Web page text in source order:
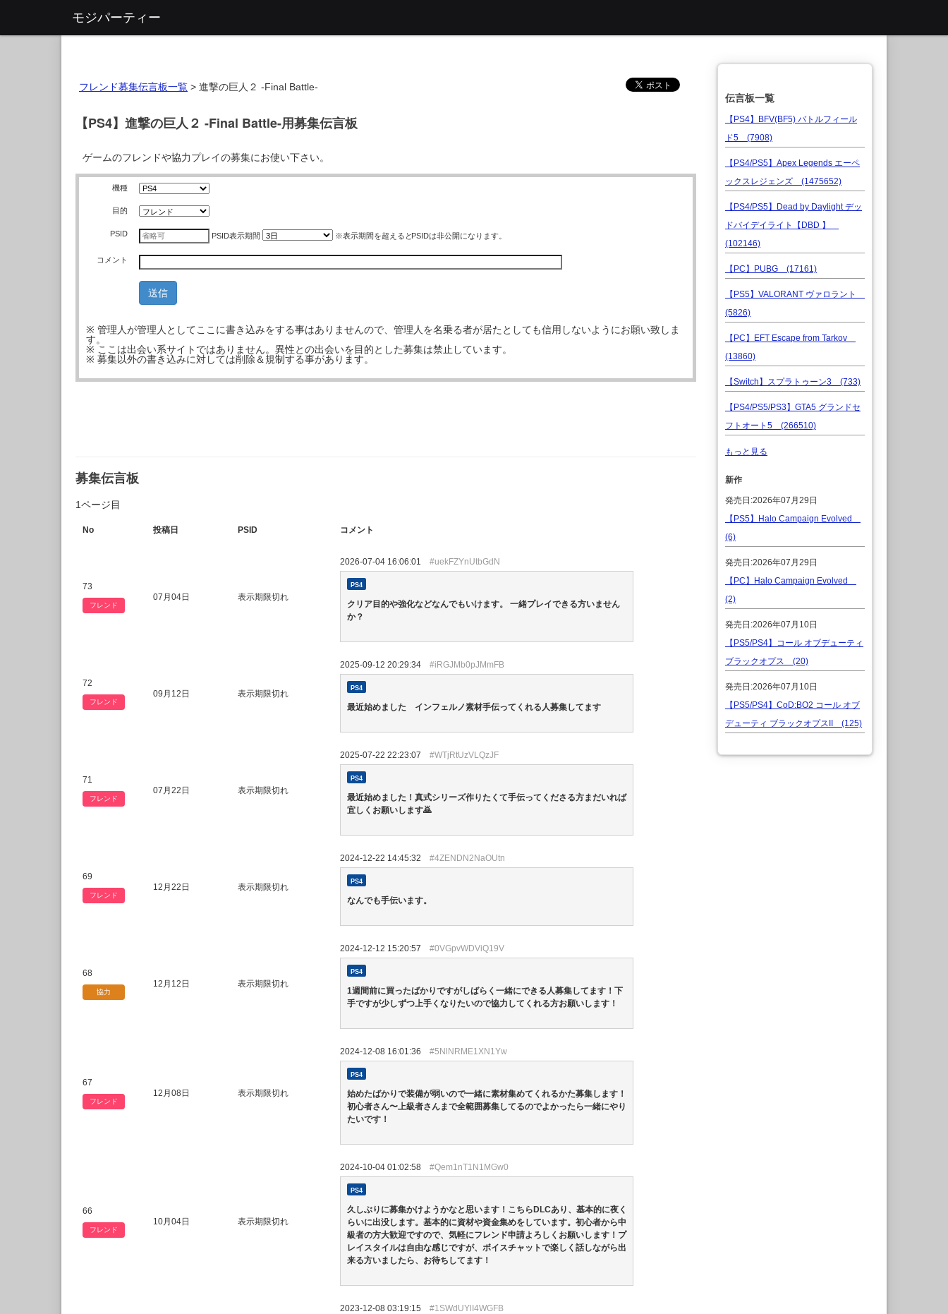
モジパーティー
フレンド募集伝言板一覧 > 進撃の巨人２ -Final Battle-
【PS4】進撃の巨人２ -Final Battle-用募集伝言板
ゲームのフレンドや協力プレイの募集にお使い下さい。
機種
目的
PSID PSID表示期間 ※表示期間を超えるとPSIDは非公開になります。
コメント
※ 管理人が管理人としてここに書き込みをする事はありませんので、管理人を名乗る者が居たとしても信用しないようにお願い致しま
す。
※ ここは出会い系サイトではありません。異性との出会いを目的とした募集は禁止しています。
※ 募集以外の書き込みに対しては削除＆規制する事があります。
募集伝言板
1ページ目
No 投稿日 PSID コメント
73
フレンド
07月04日 表示期限切れ
2026-07-04 16:06:01 #uekFZYnUtbGdN
PS4
クリア目的や強化などなんでもいけます。 一緒プレイできる方いません
か？
72
フレンド
09月12日 表示期限切れ
2025-09-12 20:29:34 #iRGJMb0pJMmFB
PS4
最近始めました インフェルノ素材手伝ってくれる人募集してます
71
フレンド
07月22日 表示期限切れ
2025-07-22 22:23:07 #WTjRtUzVLQzJF
PS4
最近始めました！真式シリーズ作りたくて手伝ってくださる方まだいれば
宜しくお願いします🙇
69
フレンド
12月22日 表示期限切れ
2024-12-22 14:45:32 #4ZENDN2NaOUtn
PS4
なんでも手伝います。
68
協力
12月12日 表示期限切れ
2024-12-12 15:20:57 #0VGpvWDViQ19V
PS4
1週間前に買ったばかりですがしばらく一緒にできる人募集してます！下
手ですが少しずつ上手くなりたいので協力してくれる方お願いします！
67
フレンド
12月08日 表示期限切れ
2024-12-08 16:01:36 #5NlNRME1XN1Yw
PS4
始めたばかりで装備が弱いので一緒に素材集めてくれるかた募集します！
初心者さん〜上級者さんまで全範囲募集してるのでよかったら一緒にやり
たいです！
66
フレンド
10月04日 表示期限切れ
2024-10-04 01:02:58 #Qem1nT1N1MGw0
PS4
久しぶりに募集かけようかなと思います！こちらDLCあり、基本的に夜く
らいに出没します。基本的に資材や資金集めをしています。初心者から中
級者の方大歓迎ですので、気軽にフレンド申請よろしくお願いします！プ
レイスタイルは自由な感じですが、ボイスチャットで楽しく話しながら出
来る方いましたら、お待ちしてます！
2023-12-08 03:19:15 #1SWdUYlI4WGFB
伝言板一覧
【PS4】BFV(BF5) バトルフィール
ド5 (7908)
【PS4/PS5】Apex Legends エーペ
ックスレジェンズ (1475652)
【PS4/PS5】Dead by Daylight デッ
ドバイデイライト【DBD 】
(102146)
【PC】PUBG (17161)
【PS5】VALORANT ヴァロラント
(5826)
【PC】EFT Escape from Tarkov
(13860)
【Switch】スプラトゥーン3 (733)
【PS4/PS5/PS3】GTA5 グランドセ
フトオート5 (266510)
もっと見る
新作
発売日:2026年07月29日
【PS5】Halo Campaign Evolved
(6)
発売日:2026年07月29日
【PC】Halo Campaign Evolved
(2)
発売日:2026年07月10日
【PS5/PS4】コール オブデューティ
ブラックオプス (20)
発売日:2026年07月10日
【PS5/PS4】CoD:BO2 コール オブ
デューティ ブラックオプスII (125)